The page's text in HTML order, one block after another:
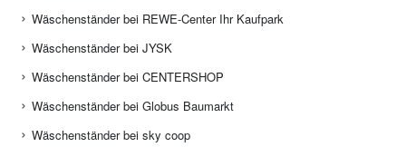
Wäschenständer bei REWE-Center Ihr Kaufpark
Wäschenständer bei JYSK
Wäschenständer bei CENTERSHOP
Wäschenständer bei Globus Baumarkt
Wäschenständer bei sky coop